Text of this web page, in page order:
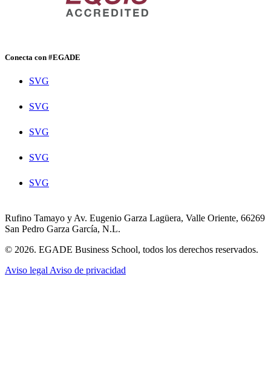
Conecta con #EGADE
SVG
SVG
SVG
SVG
SVG
Rufino Tamayo y Av. Eugenio Garza Lagüera, Valle Oriente, 66269
San Pedro Garza García, N.L.
© 2026. EGADE Business School, todos los derechos reservados.
Aviso legal Aviso de privacidad